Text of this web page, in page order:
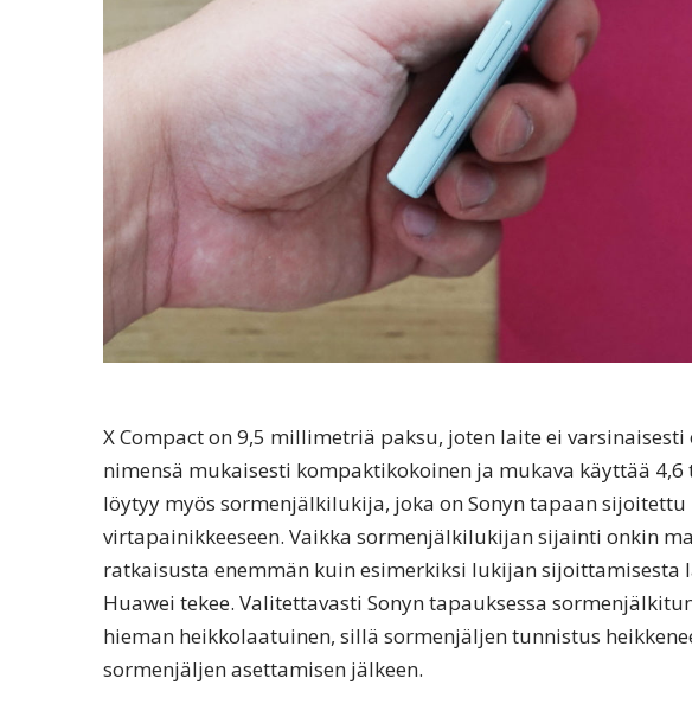
X Compact on 9,5 millimetriä paksu, joten laite ei
nimensä mukaisesti kompaktikokoinen ja mukava käyttää
löytyy myös sormenjälkilukija, joka on Sonyn tapaan
virtapainikkeeseen. Vaikka sormenjälkilukijan sijainti onkin
ratkaisusta enemmän kuin esimerkiksi lukijan sijoittamisesta
Huawei tekee. Valitettavasti Sonyn tapauksessa
hieman heikkolaatuinen, sillä sormenjäljen tunnistus
sormenjäljen asettamisen jälkeen.